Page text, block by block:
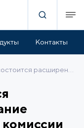
Контакты